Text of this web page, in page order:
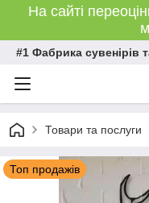
На сайті
#1 Фабрика сувенірів
Товари та послуги
Топ продажів